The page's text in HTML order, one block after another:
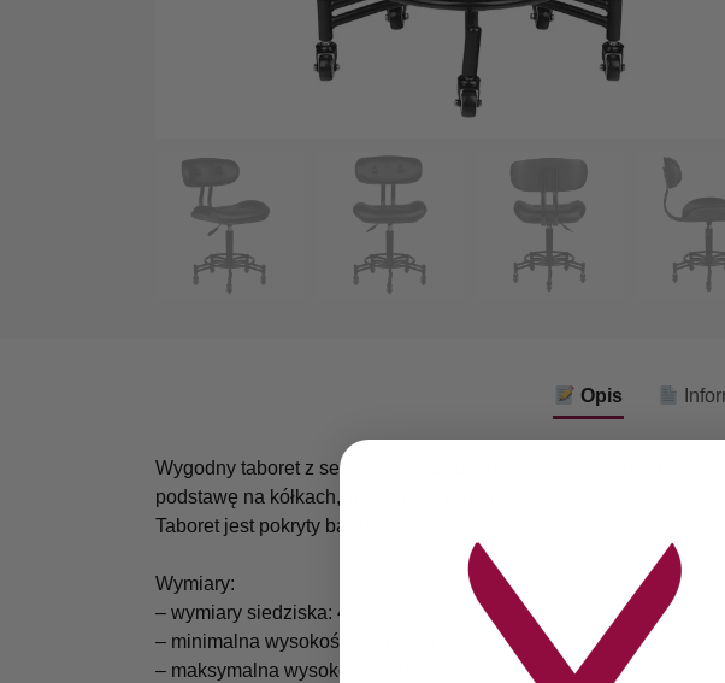
Opis
Wygodny taboret z serii Florencja, idealny do salonu
podstawę na kółkach, w kolorze czarnym.
Taboret jest pokryty bardzo wytrzymałą, matową ekoskórą.
Wymiary:
– wymiary siedziska: 45 x 35 cm
– minimalna wysokość siedziska: 47 cm
– maksymalna wysokość siedziska: 64 cm